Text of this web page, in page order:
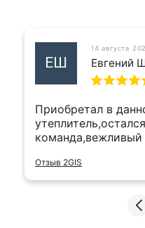
ЕШ
14 августа
Евгений
Приобретал в
команда,вежливый
Отзыв 2GIS